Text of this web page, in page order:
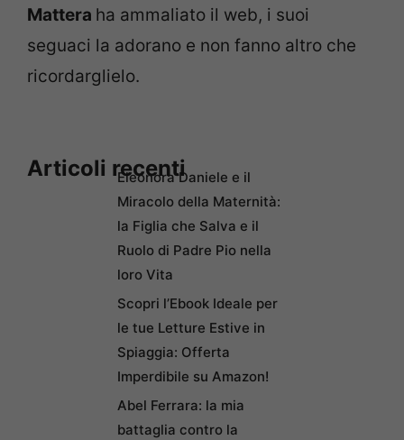
Mattera ha ammaliato il web, i suoi
seguaci la adorano e non fanno altro che
ricordarglielo.
Articoli recentiEleonora Daniele e il
Miracolo della Maternità:
la Figlia che Salva e il
Ruolo di Padre Pio nella
loro Vita
Scopri l’Ebook Ideale per
le tue Letture Estive in
Spiaggia: Offerta
Imperdibile su Amazon!
Abel Ferrara: la mia
battaglia contro la